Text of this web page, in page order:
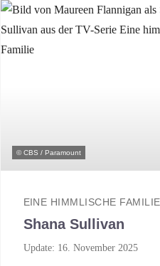
© CBS / Paramount
EINE HIMMLISCHE FAMILIE
Shana Sullivan
Update: 16. November 2025